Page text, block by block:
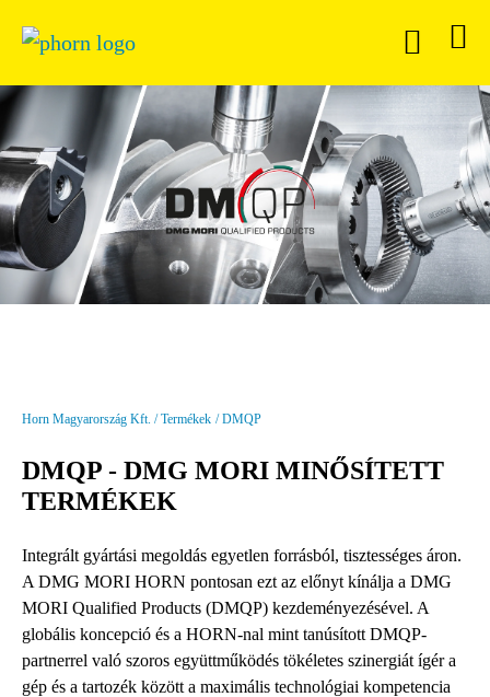
Horn Magyarország Kft. Termékek DMQP
DMQP - DMG MORI MINŐSÍTETT
TERMÉKEK
Integrált gyártási megoldás egyetlen forrásból, tisztességes áron.
A DMG MORI HORN pontosan ezt az előnyt kínálja a DMG
MORI Qualified Products (DMQP) kezdeményezésével. A
globális koncepció és a HORN-nal mint tanúsított DMQP-
partnerrel való szoros együttműködés tökéletes szinergiát ígér a
gép és a tartozék között a maximális technológiai kompetencia